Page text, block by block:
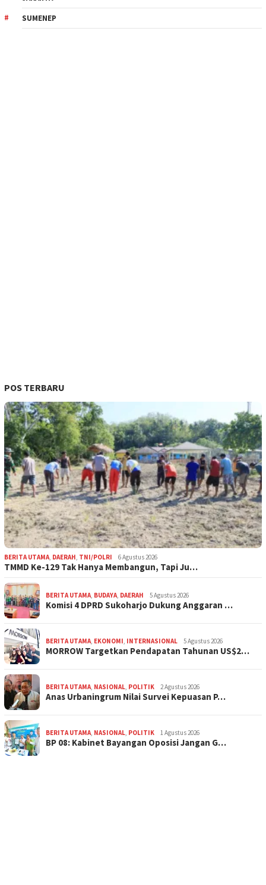
SUMENEP
POS TERBARU
BERITA UTAMA, DAERAH, TNI/POLRI 6 Agustus 2026
TMMD Ke-129 Tak Hanya Membangun, Tapi Ju…
BERITA UTAMA, BUDAYA, DAERAH 5 Agustus 2026
Komisi 4 DPRD Sukoharjo Dukung Anggaran …
BERITA UTAMA, EKONOMI, INTERNASIONAL 5 Agustus 2026
MORROW Targetkan Pendapatan Tahunan US$2…
BERITA UTAMA, NASIONAL, POLITIK 2 Agustus 2026
Anas Urbaningrum Nilai Survei Kepuasan P…
BERITA UTAMA, NASIONAL, POLITIK 1 Agustus 2026
BP 08: Kabinet Bayangan Oposisi Jangan G…